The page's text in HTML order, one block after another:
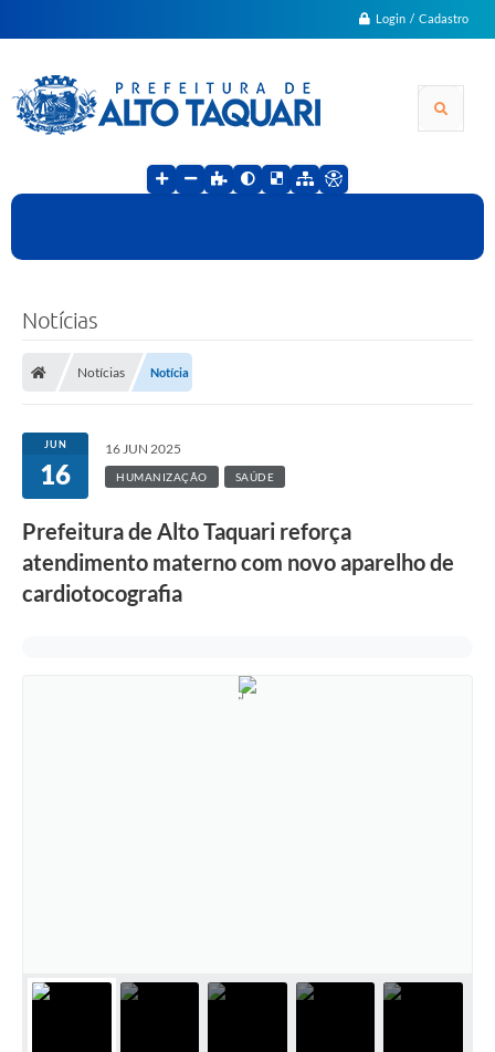
Login / Cadastro
Notícias
Notícias Notícia
JUN
16
16 JUN 2025
HUMANIZAÇÃO SAÚDE
Prefeitura de Alto Taquari reforça
atendimento materno com novo aparelho de
cardiotocografia